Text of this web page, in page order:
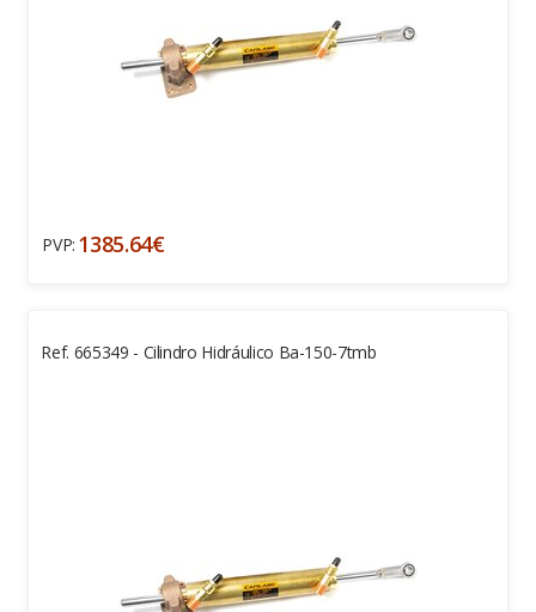
PVP: 1385.64€
Ref. 665349 - Cilindro Hidráulico Ba-150-7tmb